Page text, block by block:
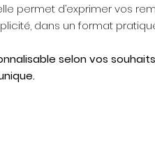
permet d’exprimer vos
dans un format
selon vos